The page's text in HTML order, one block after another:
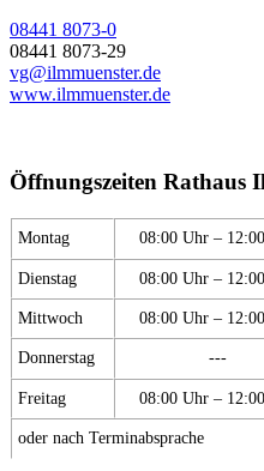
08441 8073-0
08441 8073-29
vg@ilmmuenster.de
www.ilmmuenster.de
Öffnungszeiten Rathaus
Montag 08:00 Uhr –
Dienstag 08:00 Uhr –
Mittwoch 08:00 Uhr –
Donnerstag ---
Freitag 08:00 Uhr –
oder nach Terminabsprache